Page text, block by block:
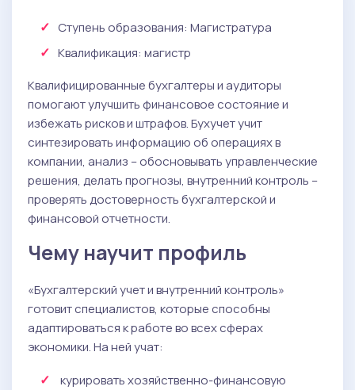
Ступень образования: Магистратура
Квалификация: магистр
Квалифицированные бухгалтеры и аудиторы
помогают улучшить финансовое состояние и
избежать рисков и штрафов. Бухучет учит
синтезировать информацию об операциях в
компании, анализ – обосновывать управленческие
решения, делать прогнозы, внутренний контроль –
проверять достоверность бухгалтерской и
финансовой отчетности.
Чему научит профиль
«Бухгалтерский учет и внутренний контроль»
готовит специалистов, которые способны
адаптироваться к работе во всех сферах
экономики. На ней учат:
курировать хозяйственно-финансовую